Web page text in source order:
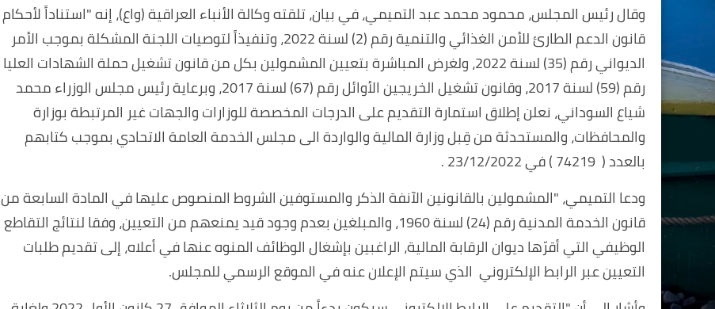
وقال رئيس المجلس، محمود محمد عبد التميمي، في بيان، تلقته وكالة الأنباء العراقية (واع)، إنه "استناداً لأحكام
قانون الدعم الطارئ للأمن الغذائي والتنمية رقم (2) لسنة 2022، وتنفيذاً لتوصيات اللجنة المشكلة بموجب الأمر
الديواني رقم (35) لسنة 2022، ولغرض المباشرة بتعيين المشمولين بكل من قانون تشغيل حملة الشهادات العليا
رقم (59) لسنة 2017، وقانون تشغيل الخريجين الأوائل رقم (67) لسنة 2017، وبرعاية رئيس مجلس الوزراء محمد
شياع السوداني، نعلن إطلاق استمارة التقديم على الدرجات المخصصة للوزارات والجهات غير المرتبطة بوزارة
والمحافظات، والمستحدثة من قِبل وزارة المالية والواردة الى مجلس الخدمة العامة الاتحادي بموجب كتابهم
بالعدد ( 74219 ) في 23/12/2022 .
ودعا التميمي، "المشمولين بالقانونين الآنفة الذكر والمستوفين الشروط المنصوص عليها في المادة السابعة من
قانون الخدمة المدنية رقم (24) لسنة 1960، والمبلغين بعدم وجود قيد يمنعهم من التعيين، وفقا لنتائج التقاطع
الوظيفي التي أقرّها ديوان الرقابة المالية، الراغبين بإشغال الوظائف المنوه عنها في أعلاه، إلى تقديم طلبات
التعيين عبر الرابط الإلكتروني الذي سيتم الإعلان عنه في الموقع الرسمي للمجلس.